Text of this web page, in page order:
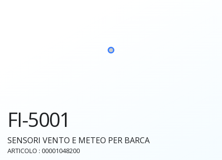
FI-5001
SENSORI VENTO E METEO PER BARCA
ARTICOLO : 00001048200